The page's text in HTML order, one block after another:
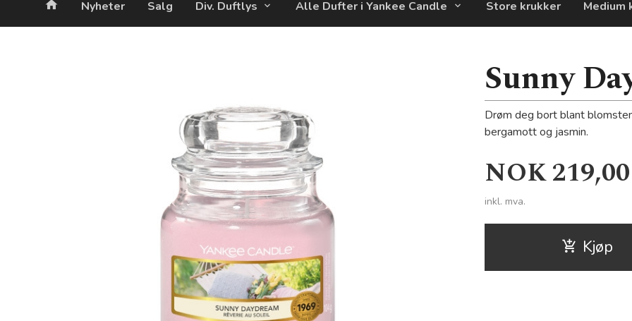
Nyheter Salg Div. Duftlys Alle Dufter i Yankee Candle Store krukker Medium
Sunny
Drøm deg bort blant
bergamott og jasmin.
Pris
NOK219,00
inkl. mva.
Kjøp